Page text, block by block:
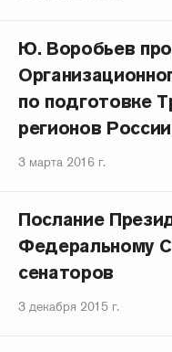
Ю. Воробьев
по подготовке
регионов
3 марта 2016 г.
Послание
Федеральному
сенаторов
3 декабря 2015 г.